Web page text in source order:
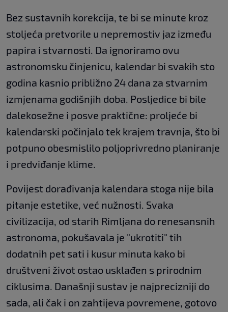
Bez sustavnih korekcija, te bi se minute kroz
stoljeća pretvorile u nepremostiv jaz između
papira i stvarnosti. Da ignoriramo ovu
astronomsku činjenicu, kalendar bi svakih sto
godina kasnio približno 24 dana za stvarnim
izmjenama godišnjih doba. Posljedice bi bile
dalekosežne i posve praktične: proljeće bi
kalendarski počinjalo tek krajem travnja, što bi
potpuno obesmislilo poljoprivredno planiranje
i predviđanje klime.
Povijest dorađivanja kalendara stoga nije bila
pitanje estetike, već nužnosti. Svaka
civilizacija, od starih Rimljana do renesansnih
astronoma, pokušavala je "ukrotiti" tih
dodatnih pet sati i kusur minuta kako bi
društveni život ostao usklađen s prirodnim
ciklusima. Današnji sustav je najprecizniji do
sada, ali čak i on zahtijeva povremene, gotovo